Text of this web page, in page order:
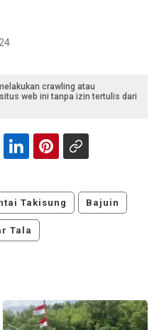
crawling atau
web ini tanpa izin tertulis dari
Takisung Bajuin
Tala